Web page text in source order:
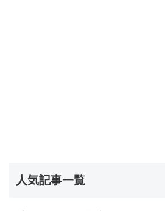
人気記事一覧